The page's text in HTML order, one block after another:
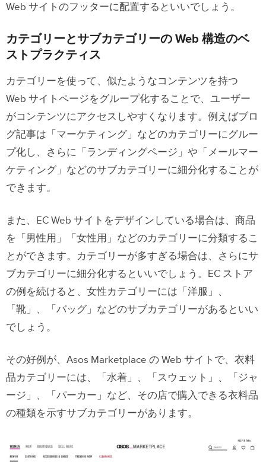
Web サイトのフッターに配置するといいでしょう。
カテゴリーとサブカテゴリーの Web 構造のベ
ストプラクティス
カテゴリーを使って、似たようなコンテンツを持つ
Web サイトページをグループ化することで、ユーザー
がコンテンツにアクセスしやすくなります。例えばブロ
グ記事は「マーケティング」などのカテゴリーにグルー
プ化し、さらに「ランディングページ」や「メールマー
ケティング」などのサブカテゴリーに細分化することが
できます。
また、EC Web サイトをデザインしている場合は、商品
を「男性用」「女性用」などのカテゴリーに分類するこ
とができます。カテゴリーが多すぎる場合は、さらにサ
ブカテゴリーに細分化するといいでしょう。EC ストア
の例を続けると、女性カテゴリーには「洋服」、
「靴」、「バッグ」などのサブカテゴリーがあるといい
でしょう。
その好例が、Asos Marketplace の Web サイトで、衣料
品カテゴリーには、「水着」、「スウェット」、「ジャ
ージ」、「パーカー」など、その店で購入できる衣料品
の種類を示すサブカテゴリーがあります。